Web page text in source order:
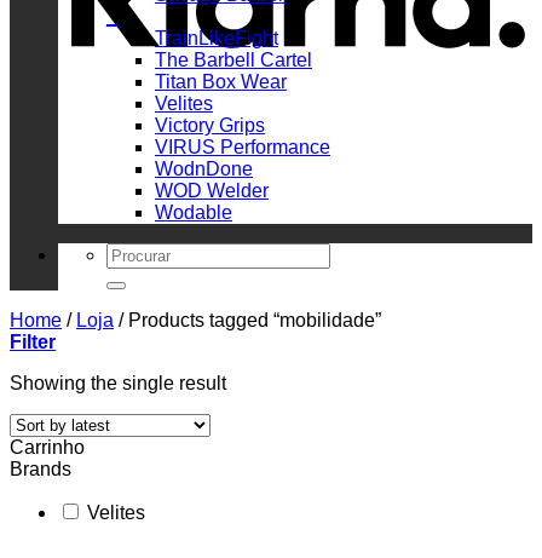
_
TrainLikeFight
The Barbell Cartel
Titan Box Wear
Velites
Victory Grips
VIRUS Performance
WodnDone
WOD Welder
Wodable
Search
for:
Home / Loja /Products tagged “mobilidade”
Filter
Showing the single result
Carrinho
Brands
Velites